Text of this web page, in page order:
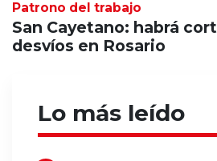
Patrono del trabajo
San Cayetano: habrá
desvíos en Rosario
Lo más leído